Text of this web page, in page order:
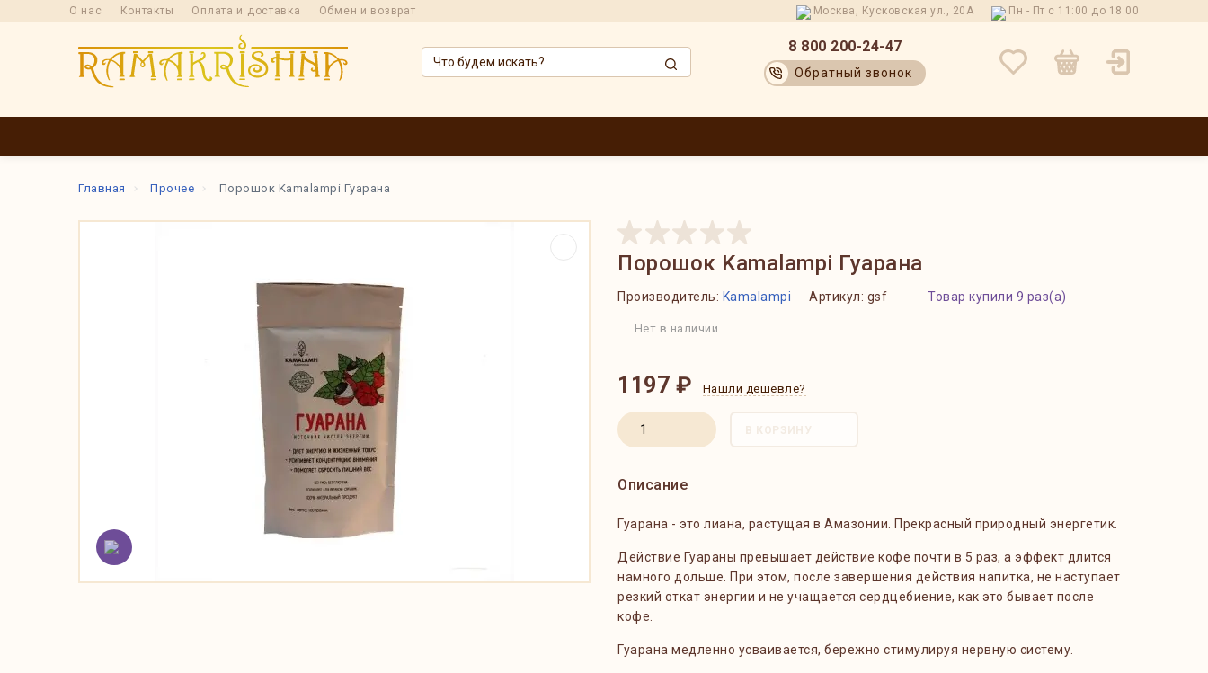
О нас Контакты Оплата и доставка Обмен и возврат Москва, Кусковская ул., 20А Пн - Пт с 11:00 до 18:00
8 800 200-24-47
Обратный звонок
Главная Прочее Порошок Kamalampi Гуарана
Порошок Kamalampi Гуарана
Производитель: Kamalampi Артикул: gsf Товар купили 9 раз(а)
Нет в наличии
1197 ₽ Нашли дешевле?
В КОРЗИНУ
Описание
Гуарана - это лиана, растущая в Амазонии. Прекрасный природный энергетик.
Действие Гуараны превышает действие кофе почти в 5 раз, а эффект длится
намного дольше. При этом, после завершения действия напитка, не наступает
резкий откат энергии и не учащается сердцебиение, как это бывает после
кофе.
Гуарана медленно усваивается, бережно стимулируя нервную систему.